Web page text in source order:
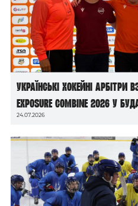
Українські хокейні арбітри
Exposure Combine 2026 у
24.07.2026